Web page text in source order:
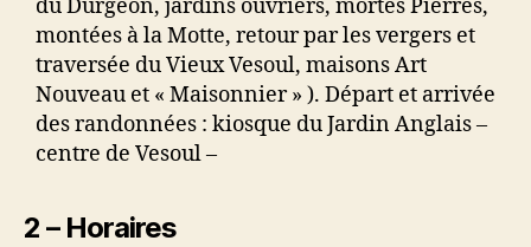
du Durgeon, jardins ouvriers, mortes Pierres,
montées à la Motte, retour par les vergers et
traversée du Vieux Vesoul, maisons Art
Nouveau et « Maisonnier » ). Départ et arrivée
des randonnées : kiosque du Jardin Anglais –
centre de Vesoul –
2 – Horaires